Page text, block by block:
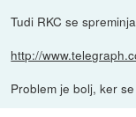
Tudi RKC se
http://
Problem je bolj, ker